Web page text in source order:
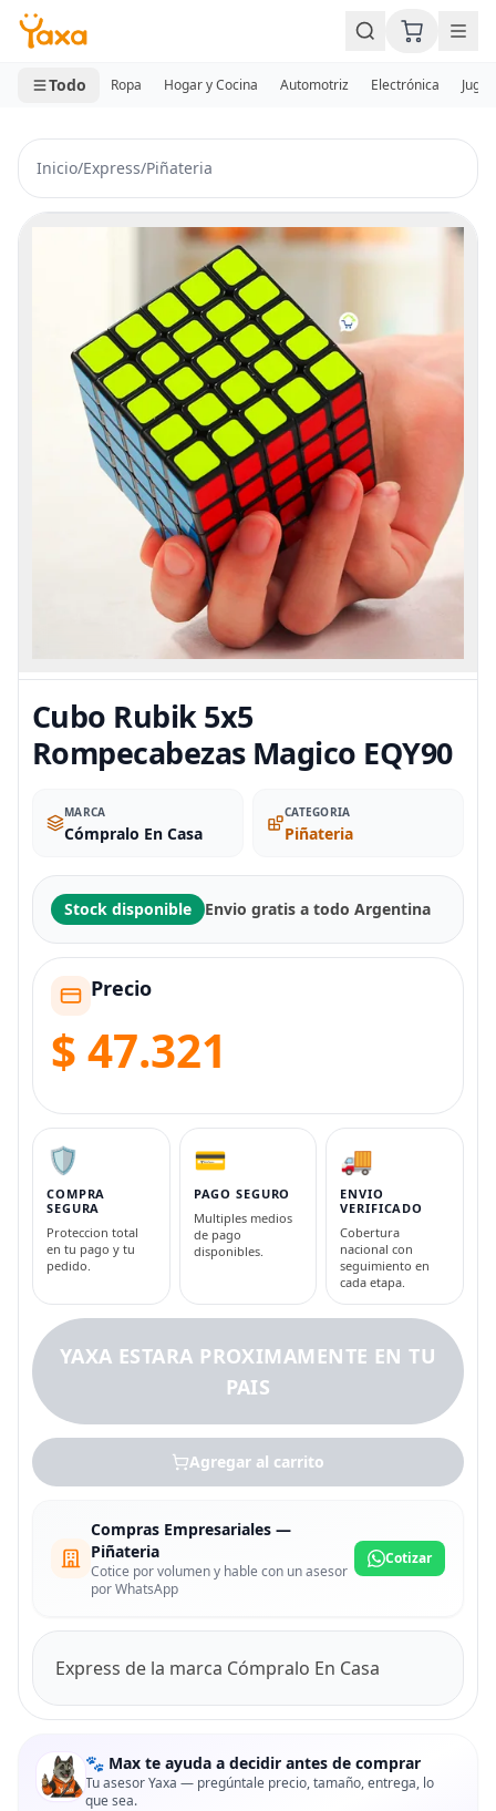
MINI CARRITO
0 productos
Todo Ropa Hogar y Cocina Automotriz Electrónica
Inicio/Express/Piñateria
Cubo Rubik 5x5
Rompecabezas Magico EQY90
MARCA
Cómpralo En Casa
CATEGORIA
Piñateria
Stock disponible Envio gratis a todo Argentina
Precio
$ 47.321
🛡️
COMPRA
SEGURA
Proteccion total
en tu pago y tu
pedido.
💳
PAGO SEGURO
Multiples medios
de pago
disponibles.
🚚
ENVIO
VERIFICADO
Cobertura
nacional con
seguimiento en
cada etapa.
YAXA ESTARA PROXIMAMENTE EN TU
PAIS
Agregar al carrito
Compras Empresariales —
Piñateria
Cotice por volumen y hable con un asesor
por WhatsApp
Cotizar
Express de la marca Cómpralo En Casa
🐾 Max te ayuda a decidir antes de comprar
Tu asesor Yaxa — pregúntale precio, tamaño, entrega, lo
que sea.